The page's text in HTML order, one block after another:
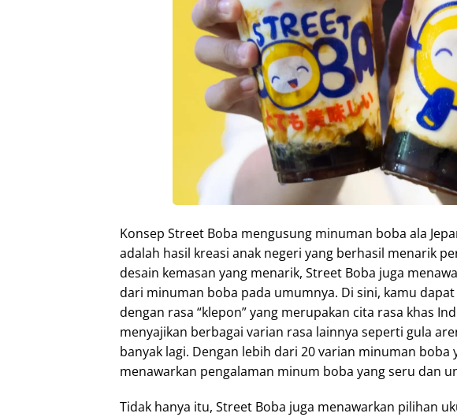
Konsep Street Boba mengusung minuman boba ala
adalah hasil kreasi anak negeri yang berhasil menarik
desain kemasan yang menarik, Street Boba juga
dari minuman boba pada umumnya. Di sini, kamu
dengan rasa “klepon” yang merupakan cita rasa khas
menyajikan berbagai varian rasa lainnya seperti gula
banyak lagi. Dengan lebih dari 20 varian minuman boba
menawarkan pengalaman minum boba yang seru dan
Tidak hanya itu, Street Boba juga menawarkan pilihan